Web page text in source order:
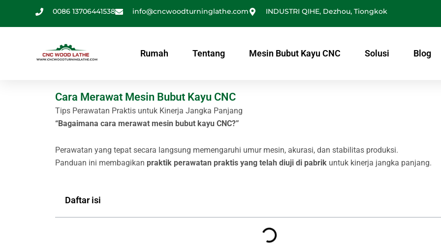
0086 13706441538 info@cncwoodturninglathe.com INDUSTRI QIHE, Dezhou, Tiongkok
Rumah Tentang Mesin Bubut Kayu CNC Solusi Blog
Cara Merawat Mesin Bubut Kayu CNC
Tips Perawatan Praktis untuk Kinerja Jangka Panjang
“Bagaimana cara merawat mesin bubut kayu CNC?”
Perawatan yang tepat secara langsung memengaruhi umur mesin, akurasi, dan stabilitas produksi.
Panduan ini membagikan praktik perawatan praktis yang telah diuji di pabrik untuk kinerja jangka panjang.
Daftar isi